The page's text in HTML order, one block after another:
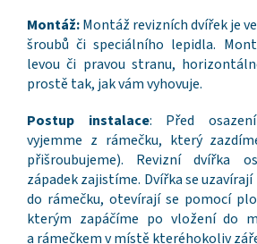
Montáž:Montáž revizních dvířek je
šroubů či speciálního lepidla.
levou či pravou stranu,
prostě tak, jak vám vyhovuje.
Postup instalace: Před
vyjemme z rámečku, který
přišroubujeme). Revizní dvířka
západek zajistíme. Dvířka se
do rámečku, otevírají se pomocí
kterým zapáčíme po vložení do
a rámečkem v místě kteréhokoliv